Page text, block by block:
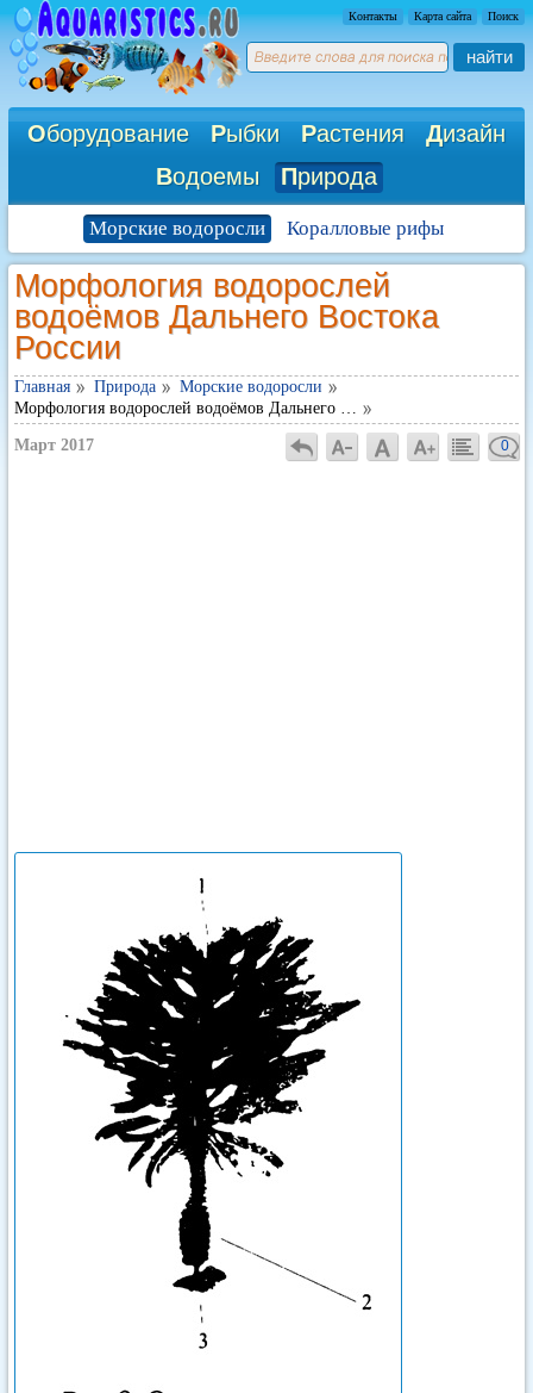
Контакты Карта сайта Поиск
найти
Оборудование Рыбки Растения Дизайн
Водоемы Природа
Морские водоросли Коралловые рифы
Морфология водорослей
водоёмов Дальнего Востока
России
Главная Природа
Морские водоросли
Морфология водорослей водоёмов Дальнего …
Март 2017 0